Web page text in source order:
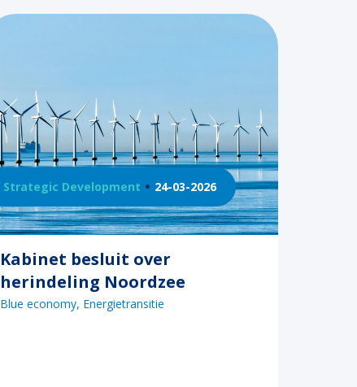
Strategic Development 24-03-2026
Kabinet besluit over
herindeling Noordzee
Blue economy Energietransitie